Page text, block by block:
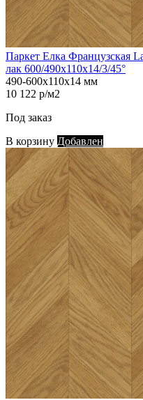
Паркет Елка Французская
лак 600/490х110х14/3/45°
490-600х110х14 мм
10 122 р/м2
Под заказ
В корзину Добавлен